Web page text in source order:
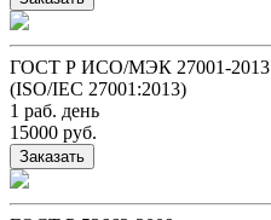
ГОСТ Р ИСО/МЭК 27001-2013
(ISO/IEC 27001:2013)
1 раб. день
15000 руб.
Заказать